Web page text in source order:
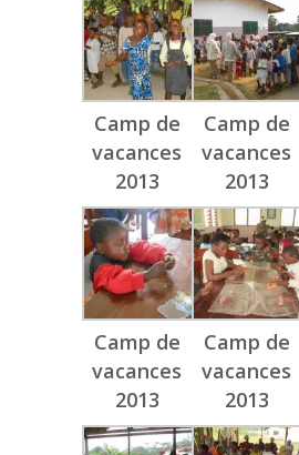
Camp de
vacances
2013
Camp de
vacances
2013
Camp de
vacances
2013
Camp de
vacances
2013